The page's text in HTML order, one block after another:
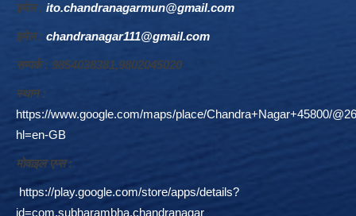
इमेल : ito.chandranagarmun@gmail.com
इमेल : chandranagar111@gmail.com
सम्पर्क : 9854038381,9802045020
स्थान :
https://www.google.com/maps/place/Chandra+Nagar+45800/
hl=en-GB
माेवाइल एप्स :
https://play.google.com/store/apps/details?
id=com.subharambha.chandranagar